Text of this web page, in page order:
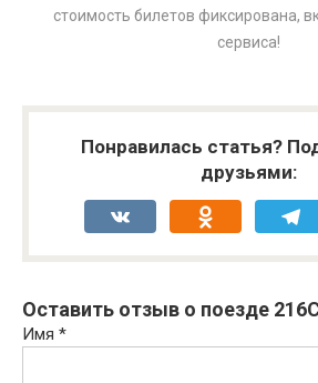
стоимость билетов фиксирована,
сервиса!
Понравилась статья?
друзьями:
VK
Оставить отзыв о поезде
Имя *